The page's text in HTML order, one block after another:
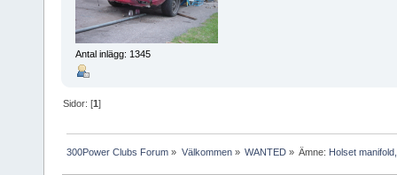
Antal inlägg: 1345
Sidor: [1]
300Power Clubs Forum » Välkommen» WANTED» Ämne: Holset